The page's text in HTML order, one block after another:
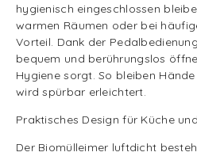
hygienisch eingeschlossen
warmen Räumen oder bei
Vorteil. Dank der
bequem und berührungslos
Hygiene sorgt. So bleiben
wird spürbar erleichtert.
Praktisches Design für Küche
Der Biomülleimer luftdicht